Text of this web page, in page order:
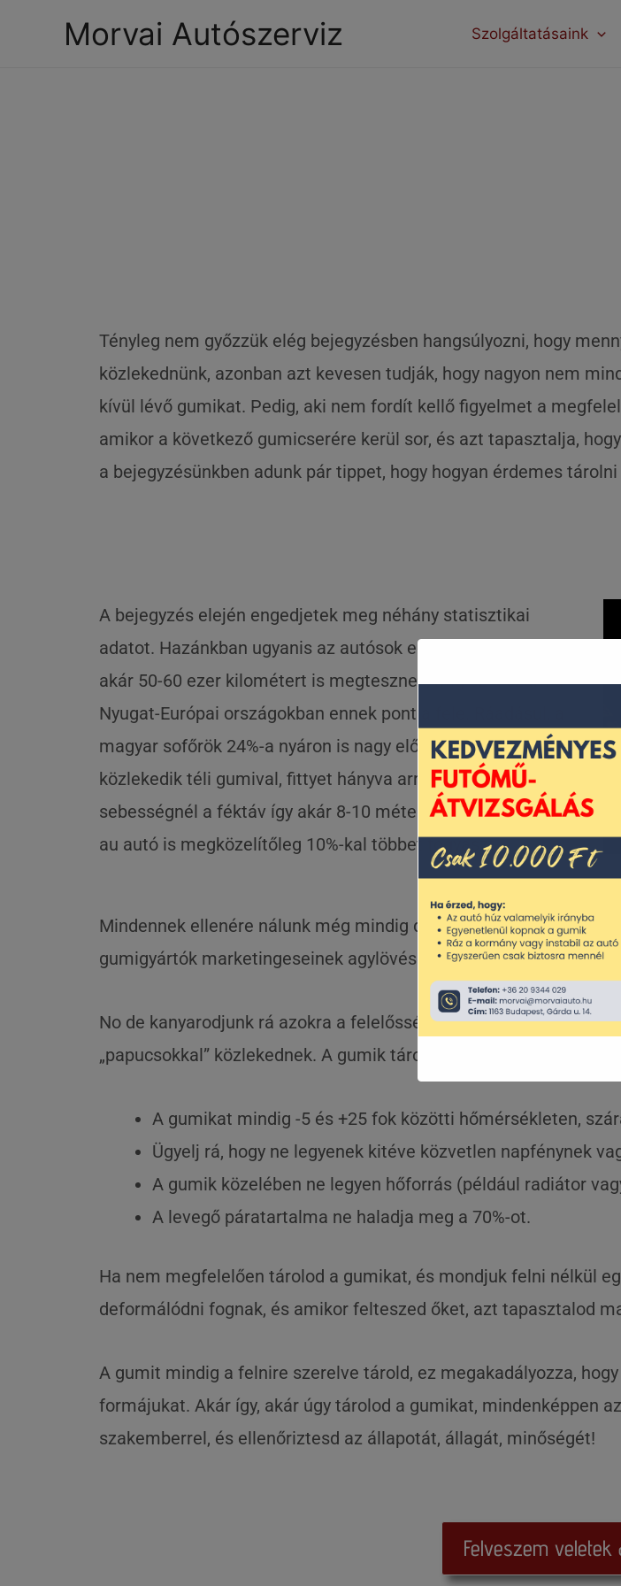
Morvai Autószerviz Szolgáltatásaink
Tényleg nem győzzük elég bejegyzésben hangsúlyozni, hogy
közlekednünk, azonban azt kevesen tudják, hogy nagyon nem
kívül lévő gumikat. Pedig, aki nem fordít kellő figyelmet a
amikor a következő gumicserére kerül sor, és azt tapasztalja,
a bejegyzésünkben adunk pár tippet, hogy hogyan érdemes
A bejegyzés elején engedjetek meg néhány statisztikai
adatot. Hazánkban ugyanis az autósok egy-egy gumiszettel
akár 50-60 ezer kilométert is megtesznek, míg ez a szám a
Nyugat-Európai országokban ennek pont a fele. Ráadásul, a
magyar sofőrök 24%-a nyáron is nagy előszeretettel
közlekedik téli gumival, fittyet hányva arra, hogy 100 km/h
sebességnél a féktáv így akár 8-10 méterrel is megnőhet, és
au autó is megközelítőleg 10%-kal többet fogyaszt.
Mindennek ellenére nálunk még mindig dívik bizonyos körökben
gumigyártók marketingeseinek agylövése…
No de kanyarodjunk rá azokra a felelősségteljes autósokra, akik
„papucsokkal” közlekednek. A gumik tárolásához számukra az
A gumikat mindig -5 és +25 fok közötti hőmérsékleten,
Ügyelj rá, hogy ne legyenek kitéve közvetlen napfénynek
A gumik közelében ne legyen hőforrás (például radiátor
A levegő páratartalma ne haladja meg a 70%-ot.
Ha nem megfelelően tárolod a gumikat, és mondjuk felni nélkül
deformálódni fognak, és amikor felteszed őket, azt tapasztalod
A gumit mindig a felnire szerelve tárold, ez megakadályozza,
formájukat. Akár így, akár úgy tárolod a gumikat, mindenképpen
szakemberrel, és ellenőriztesd az állapotát, állagát, minőségét!
Felveszem